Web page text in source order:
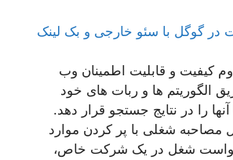
در گوگل با سئو خارجی و بک لینک
کیفیت و قابلیت اطمینان وب
الگوریتم ها و ربات های خود
را در نتایج جستجو قرار دهد.
مصاحبه شغلی با پر کردن موارد
شغل در یک شرکت خاص،